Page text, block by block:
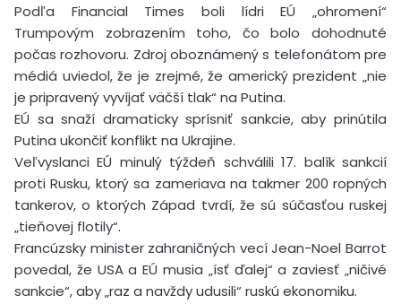
Podľa Financial Times boli lídri EÚ „ohromení“
Trumpovým zobrazením toho, čo bolo dohodnuté
počas rozhovoru. Zdroj oboznámený s telefonátom pre
médiá uviedol, že je zrejmé, že americký prezident „nie
je pripravený vyvíjať väčší tlak“ na Putina.
EÚ sa snaží dramaticky sprísniť sankcie, aby prinútila
Putina ukončiť konflikt na Ukrajine.
Veľvyslanci EÚ minulý týždeň schválili 17. balík sankcií
proti Rusku, ktorý sa zameriava na takmer 200 ropných
tankerov, o ktorých Západ tvrdí, že sú súčasťou ruskej
„tieňovej flotily“.
Francúzsky minister zahraničných vecí Jean-Noel Barrot
povedal, že USA a EÚ musia „ísť ďalej“ a zaviesť „ničivé
sankcie“, aby „raz a navždy udusili“ ruskú ekonomiku.